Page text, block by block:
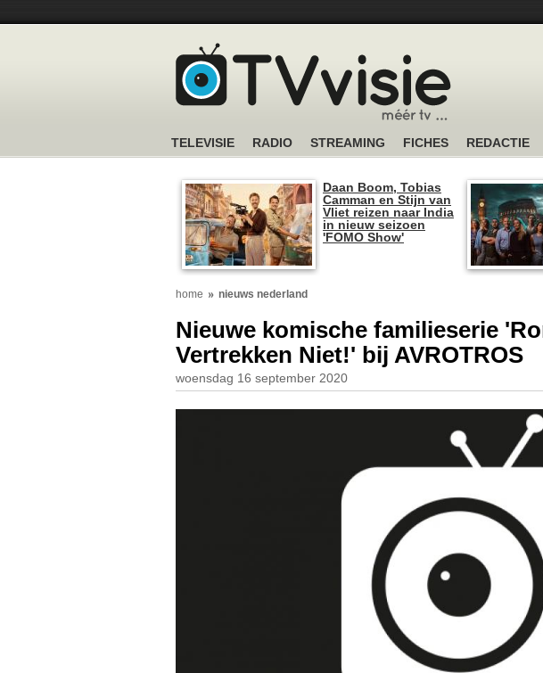
TELEVISIE RADIO STREAMING FICHES REDACTIE
Daan Boom, Tobias
Camman en Stijn van
Vliet reizen naar India
in nieuw seizoen
'FOMO Show'
home nieuws nederland
Nieuwe komische familieserie
Vertrekken Niet!' bij AVROTROS
woensdag 16 september 2020